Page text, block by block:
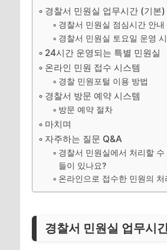
경찰서 민원실 업무시간 (기본)
경찰서 민원실 점심시간 안내
경찰서 민원실 토요일 운영
24시간 운영되는 특별 민원실
온라인 민원 접수 시스템
경찰 민원포털 이용 방법
경찰서 방문 예약 시스템
방문 예약 절차
마치며
자주하는 질문 Q&A
경찰서 민원실에서 처리할
들이 있나요?
온라인으로 접수한 민원의
경찰서 민원실 업무시